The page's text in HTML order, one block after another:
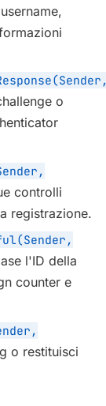
o
controlli
registrazione.
l'ID della
counter e
o restituisci